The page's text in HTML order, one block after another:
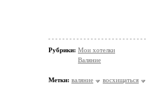
Рубрики: Мои хотелки
Валяние
Метки: валяние восхищаться